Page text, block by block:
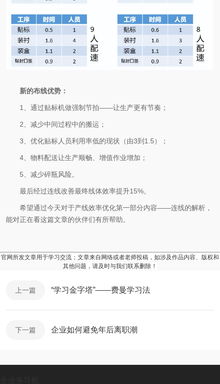
新的布线优势：
1、通过贴标机做强制节拍——让生产更有节奏；
2、减少中间过程中的搬运；
3、优化贴标人员利用率低的现状（由3到1.5）；
4、物料配送让生产顺畅、增值作业增加；
5、减少碎瓶风险。
最后经过连线改善最终线体效率提升15%。
希望通过今天对于产线效率优化第一部分内容——连线的解析，
能对正在看这篇文章的伙伴们有所帮助。
官网所发文章用于学习交流；文章来自网络或者老师投稿，如涉及作品内容、版权和
其他问题，请及时与我们联系删除！
上一篇 “学习金字塔”——费曼学习法
下一篇 企业如何避免年后离职潮